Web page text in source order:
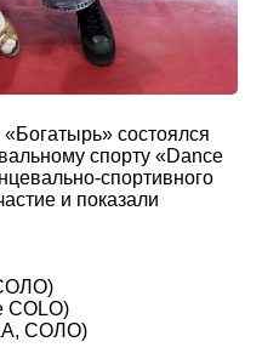
состоялся
спорту «Dance
спортивного
и показали
COLO)
СОЛО)